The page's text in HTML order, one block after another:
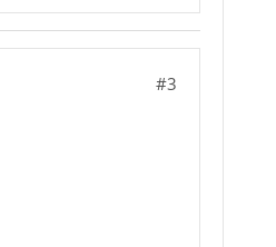
#3